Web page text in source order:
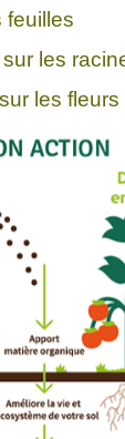
feuilles
les
les fleurs